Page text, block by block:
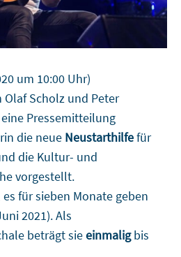
um 10:00 Uhr)
Olaf Scholz und Peter
Pressemitteilung
die neue Neustarthilfefür
die Kultur- und
vorgestellt.
für sieben Monate geben
2021). Als
beträgt sieeinmaligbis